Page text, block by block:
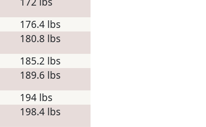
176.4 lbs
180.8 lbs
185.2 lbs
189.6 lbs
194 lbs
198.4 lbs